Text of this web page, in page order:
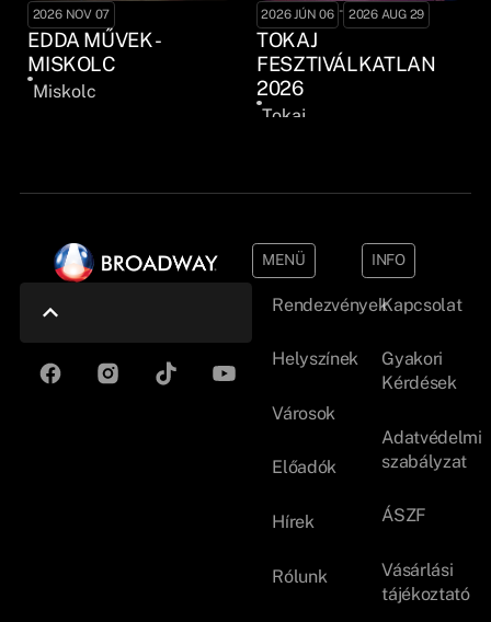
2026 NOV 07
EDDA MŰVEK -
MISKOLC
Miskolc
2026 JÚN 06 - 2026 AUG 29
TOKAJ
FESZTIVÁLKATLAN
2026
Tokaj
MENÜ
Rendezvények
Helyszínek
Városok
Előadók
Hírek
Rólunk
INFO
Kapcsolat
Gyakori
Kérdések
Adatvédelmi
szabályzat
ÁSZF
Vásárlási
tájékoztató